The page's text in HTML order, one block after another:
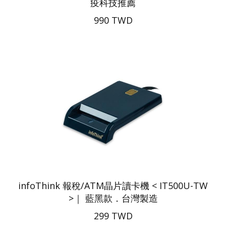
疫科技推薦
990 TWD
infoThink 報稅/ATM晶片讀卡機 < IT500U-TW
>｜ 藍黑款．台灣製造
299 TWD